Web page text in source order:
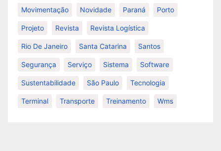
Movimentação Novidade Paraná Porto
Projeto Revista Revista Logística
Rio De Janeiro Santa Catarina Santos
Segurança Serviço Sistema Software
Sustentabilidade São Paulo Tecnologia
Terminal Transporte Treinamento Wms